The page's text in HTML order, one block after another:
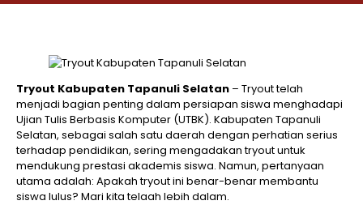
Tryout Kabupaten Tapanuli Selatan – Tryout telah
menjadi bagian penting dalam persiapan siswa menghadapi
Ujian Tulis Berbasis Komputer (UTBK). Kabupaten Tapanuli
Selatan, sebagai salah satu daerah dengan perhatian serius
terhadap pendidikan, sering mengadakan tryout untuk
mendukung prestasi akademis siswa. Namun, pertanyaan
utama adalah: Apakah tryout ini benar-benar membantu
siswa lulus? Mari kita telaah lebih dalam.